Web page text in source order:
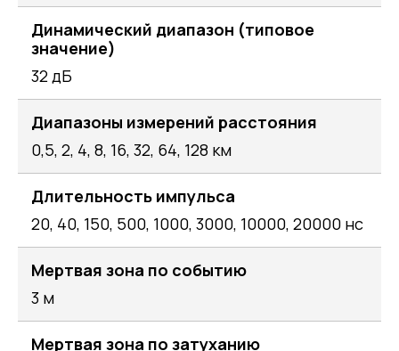
Динамический диапазон (типовое
значение)
32 дБ
Диапазоны измерений расстояния
0,5, 2, 4, 8, 16, 32, 64, 128 км
Длительность импульса
20, 40, 150, 500, 1000, 3000, 10000, 20000 нс
Мертвая зона по событию
3 м
Мертвая зона по затуханию